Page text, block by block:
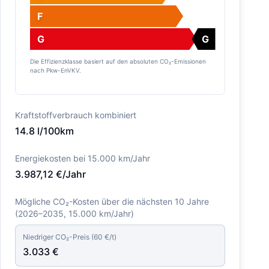
F
G
G
Die Effizienzklasse basiert auf den absoluten CO₂-Emissionen
nach Pkw-EnVKV.
Kraftstoffverbrauch kombiniert
14.8 l/100km
Energiekosten bei 15.000 km/Jahr
3.987,12 €/Jahr
Mögliche CO₂-Kosten über die nächsten 10 Jahre
(2026–2035, 15.000 km/Jahr)
Niedriger CO₂-Preis (60 €/t)
3.033 €